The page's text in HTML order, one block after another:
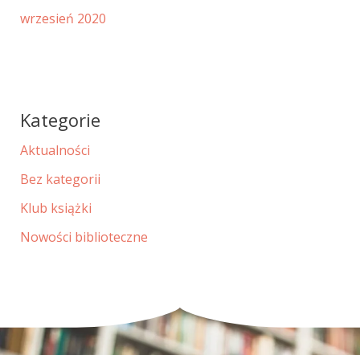
wrzesień 2020
Kategorie
Aktualności
Bez kategorii
Klub książki
Nowości biblioteczne